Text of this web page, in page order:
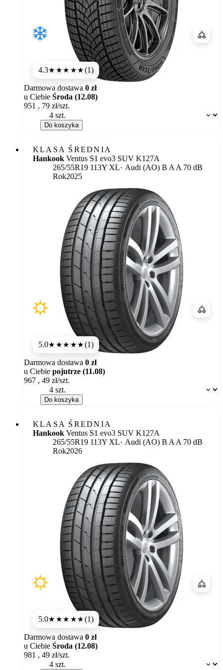
4.3★★★★★(1)
Dostępność:
Darmowa dostawa 0 zł
u Ciebie Środa (12.08)
951 , 79 zł/szt.
Do koszyka
KLASA ŚREDNIA
Hankook Ventus S1 evo3 SUV K127A
265/55R19 113Y XL
Audi (AO) Etykieta:
B A A 70 dB
Rok2025
5.0★★★★★(1)
Dostępność:
Darmowa dostawa 0 zł
u Ciebie pojutrze (11.08)
967 , 49 zł/szt.
Do koszyka
KLASA ŚREDNIA
Hankook Ventus S1 evo3 SUV K127A
265/55R19 113Y XL
Audi (AO) Etykieta:
B A A 70 dB
Rok2026
5.0★★★★★(1)
Dostępność:
Darmowa dostawa 0 zł
u Ciebie Środa (12.08)
981 , 49 zł/szt.